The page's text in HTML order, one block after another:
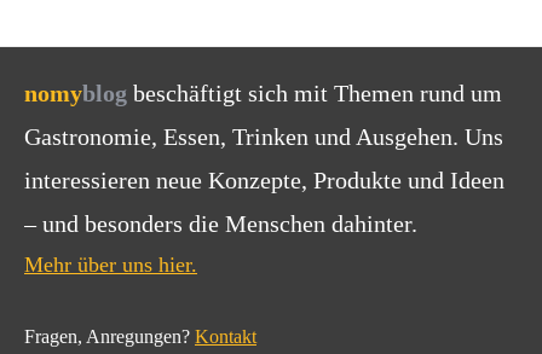
nomyblog beschäftigt sich mit Themen rund um
Gastronomie, Essen, Trinken und Ausgehen. Uns
interessieren neue Konzepte, Produkte und Ideen
– und besonders die Menschen dahinter.
Mehr über uns hier.
Fragen, Anregungen? Kontakt